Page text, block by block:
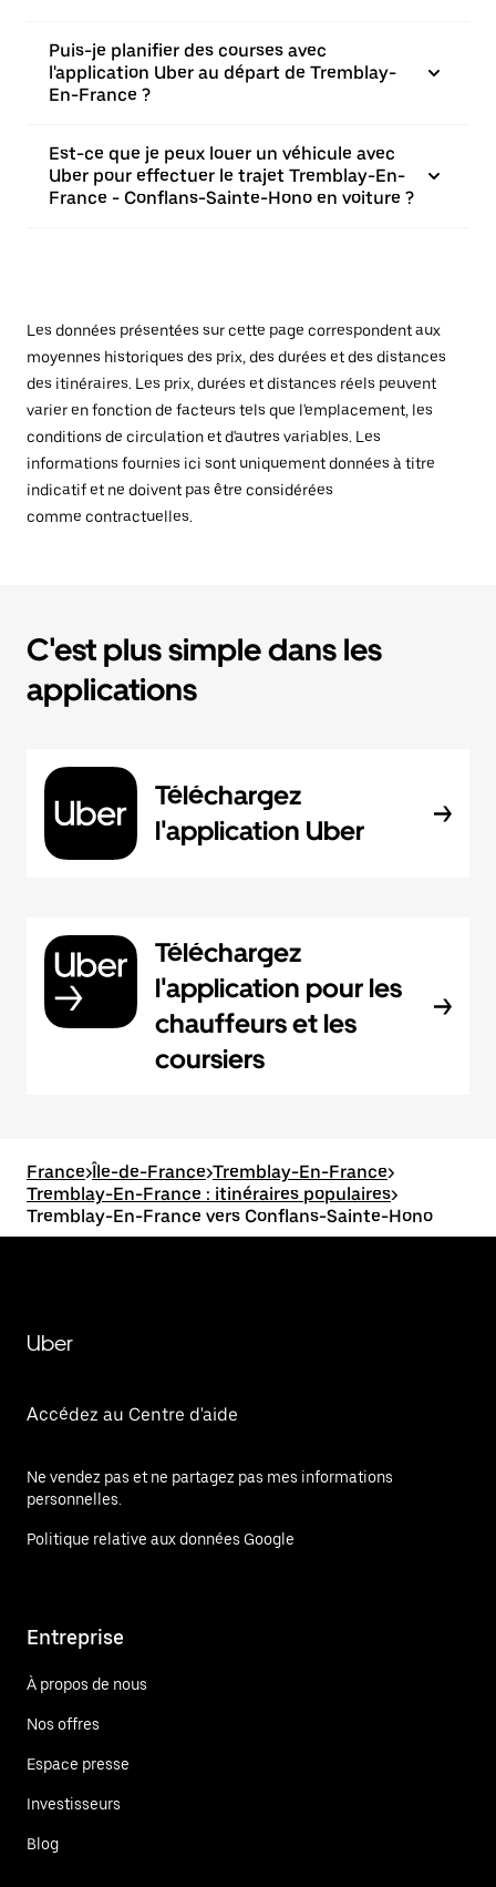
Puis-je planifier des courses avec
l'application Uber au départ de Tremblay-
En-France ?
Est-ce que je peux louer un véhicule avec
Uber pour effectuer le trajet Tremblay-En-
France - Conflans-Sainte-Hono en voiture ?
Les données présentées sur cette page correspondent aux
moyennes historiques des prix, des durées et des distances
des itinéraires. Les prix, durées et distances réels peuvent
varier en fonction de facteurs tels que l'emplacement, les
conditions de circulation et d'autres variables. Les
informations fournies ici sont uniquement données à titre
indicatif et ne doivent pas être considérées
comme contractuelles.
C'est plus simple dans les
applications
Téléchargez
l'application Uber
Téléchargez
l'application pour les
chauffeurs et les
coursiers
France>Île-de-France>Tremblay-En-France>
Tremblay-En-France : itinéraires populaires>
Tremblay-En-France vers Conflans-Sainte-Hono
Uber
Accédez au Centre d'aide
Ne vendez pas et ne partagez pas mes informations
personnelles.
Politique relative aux données Google
Entreprise
À propos de nous
Nos offres
Espace presse
Investisseurs
Blog